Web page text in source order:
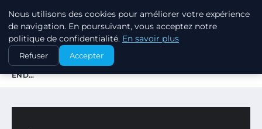
MARKETING STRATEGIQUE
ACCUEIL
DÉCOUVREZ LA LIVRAISON GLS LE SAMEDI : VOTRE WEEK-
END…
Nous utilisons des cookies pour améliorer votre expérience
de navigation. En poursuivant, vous acceptez notre
politique de confidentialité. En savoir plus
Refuser Accepter